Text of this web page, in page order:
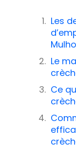
Les
Le
Ce